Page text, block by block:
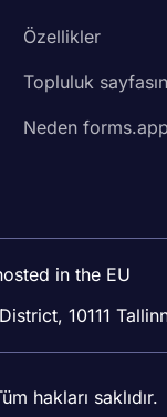
Özellikler
Topluluk
Neden
in the EU
10111
hakları saklıdır.